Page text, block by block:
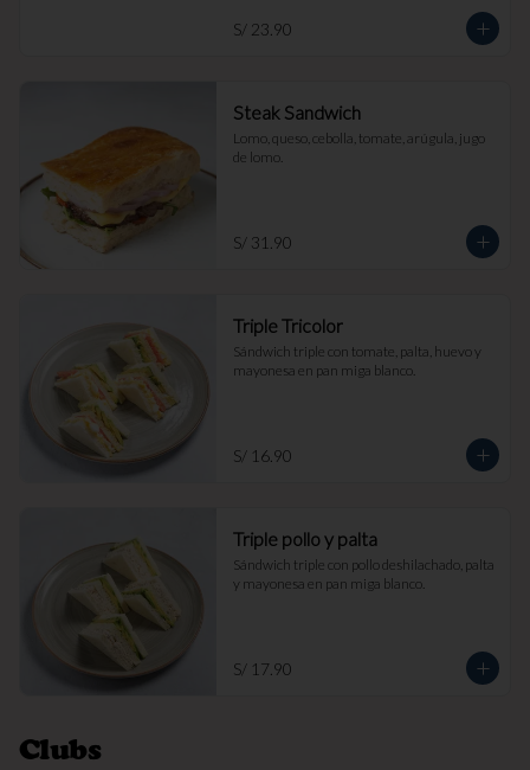
S/ 23.90
Steak Sandwich
Lomo, queso, cebolla, tomate, arúgula, jugo
de lomo.
S/ 31.90
Triple Tricolor
Sándwich triple con tomate, palta, huevo y
mayonesa en pan miga blanco.
S/ 16.90
Triple pollo y palta
Sándwich triple con pollo deshilachado, palta
y mayonesa en pan miga blanco.
S/ 17.90
Clubs